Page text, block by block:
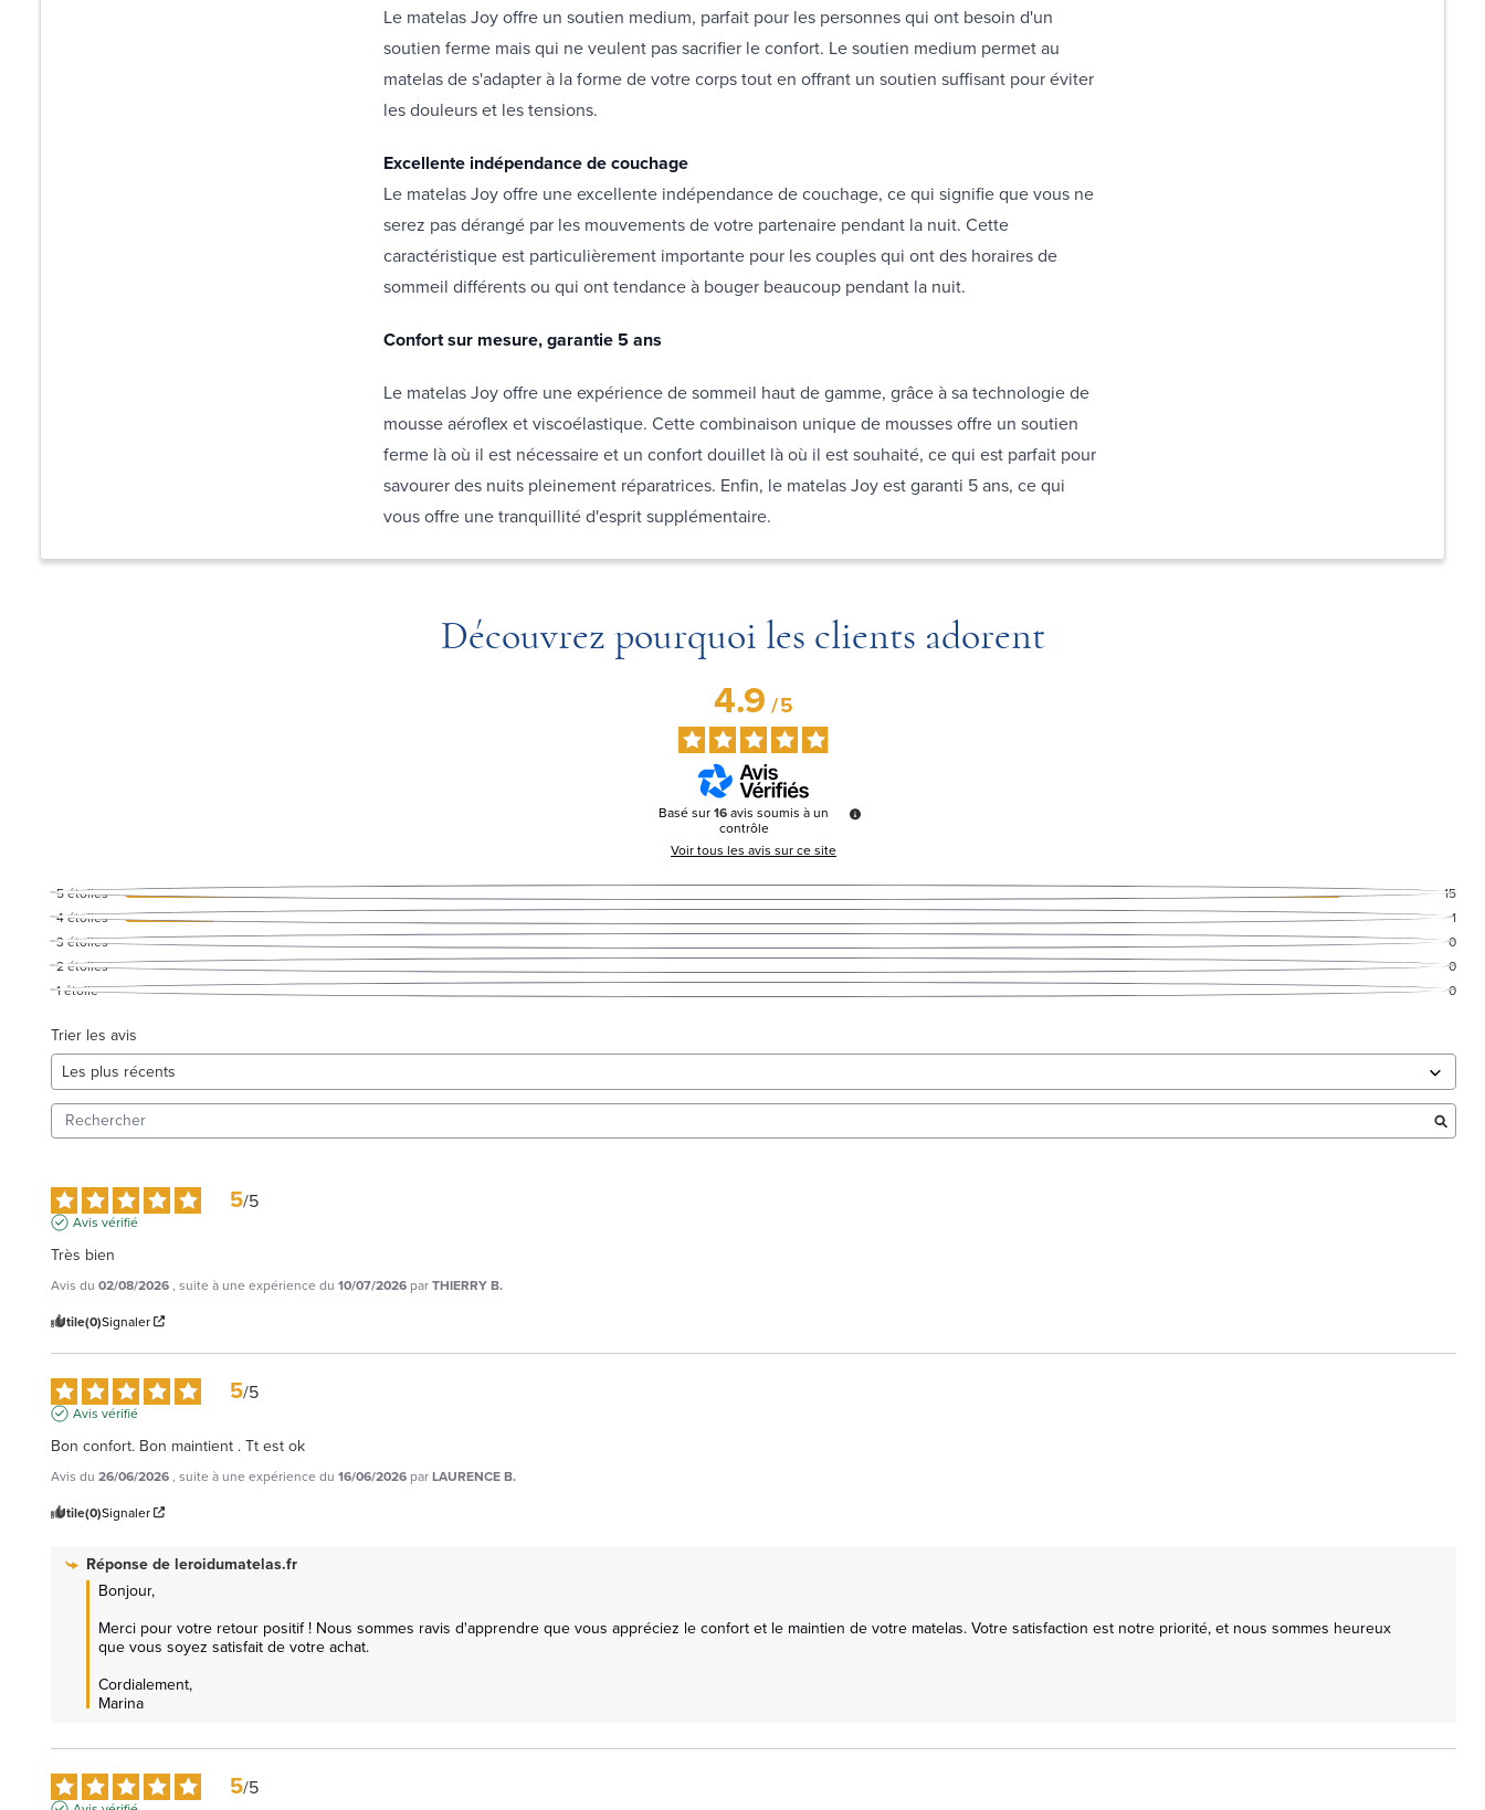
Le matelas Joy offre un soutien medium, parfait pour les personnes qui ont besoin d'un
soutien ferme mais qui ne veulent pas sacrifier le confort. Le soutien medium permet au
matelas de s'adapter à la forme de votre corps tout en offrant un soutien suffisant pour éviter
les douleurs et les tensions.
Excellente indépendance de couchage
Le matelas Joy offre une excellente indépendance de couchage, ce qui signifie que vous ne
serez pas dérangé par les mouvements de votre partenaire pendant la nuit. Cette
caractéristique est particulièrement importante pour les couples qui ont des horaires de
sommeil différents ou qui ont tendance à bouger beaucoup pendant la nuit.
Confort sur mesure, garantie 5 ans
Le matelas Joy offre une expérience de sommeil haut de gamme, grâce à sa technologie de
mousse aéroflex et viscoélastique. Cette combinaison unique de mousses offre un soutien
ferme là où il est nécessaire et un confort douillet là où il est souhaité, ce qui est parfait pour
savourer des nuits pleinement réparatrices. Enfin, le matelas Joy est garanti 5 ans, ce qui
vous offre une tranquillité d'esprit supplémentaire.
Découvrez pourquoi les clients adorent
4.9/5
Basé sur16avis soumis à un
contrôle
Voir tous les avis sur ce site
5étoiles
15
4étoiles
1
3 étoiles
0
2étoiles
0
1étoile 0
Trier les avis
5/5
Avis vérifié
Très bien
Avis du 02/08/2026, suite à une expérience du 10/07/2026 parTHIERRY B.
Utile(0)Signaler
5/5
Avis vérifié
Bon confort. Bon maintient . Tt est ok
Avis du 26/06/2026, suite à une expérience du 16/06/2026 parLAURENCE B.
Utile(0)Signaler
Réponse deleroidumatelas.fr
Bonjour,
Merci pour votre retour positif ! Nous sommes ravis d'apprendre que vous appréciez le confort et le maintien de votre matelas. Votre satisfaction est notre priorité, et nous sommes heureux
que vous soyez satisfait de votre achat.
Cordialement,
Marina
5/5